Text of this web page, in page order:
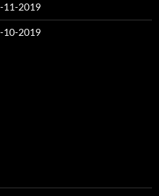
11-2019
10-2019